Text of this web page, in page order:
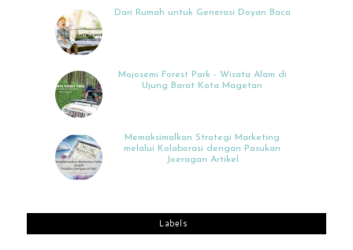
Dari Rumah untuk Generasi Doyan Baca
Mojosemi Forest Park - Wisata Alam di
Ujung Barat Kota Magetan
Memaksimalkan Strategi Marketing
melalui Kolaborasi dengan Pasukan
Joeragan Artikel
Labels